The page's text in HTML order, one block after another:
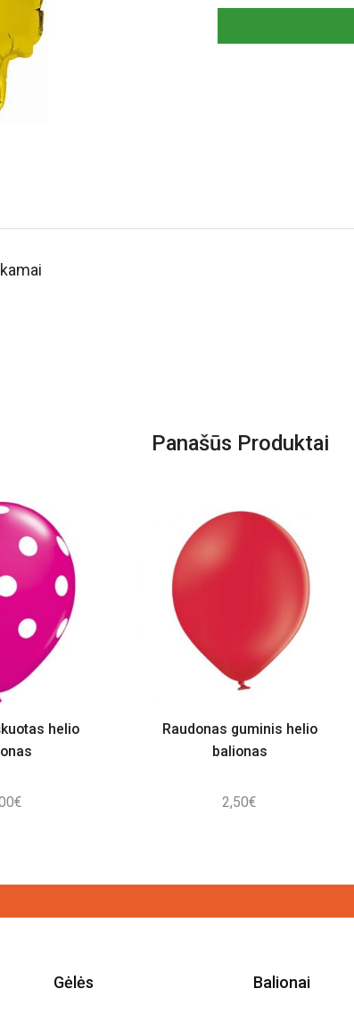
balionas
Panašūs Produktai
helio
€
Raudonas guminis helio
balionas
2,50€
Gėlės Balionai